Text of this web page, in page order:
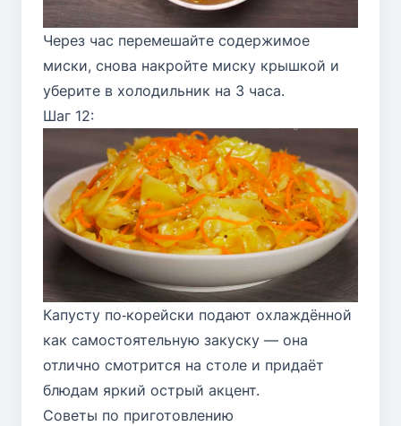
Через час перемешайте содержимое
миски, снова накройте миску крышкой и
уберите в холодильник на 3 часа.
Шаг 12:
Капусту по‑корейски подают охлаждённой
как самостоятельную закуску — она
отлично смотрится на столе и придаёт
блюдам яркий острый акцент.
Советы по приготовлению